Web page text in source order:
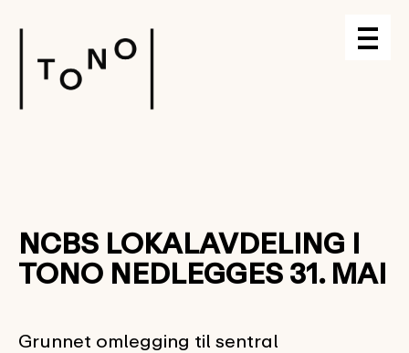
NCBS LOKALAVDELING I
TONO NEDLEGGES 31. MAI
Grunnet omlegging til sentral